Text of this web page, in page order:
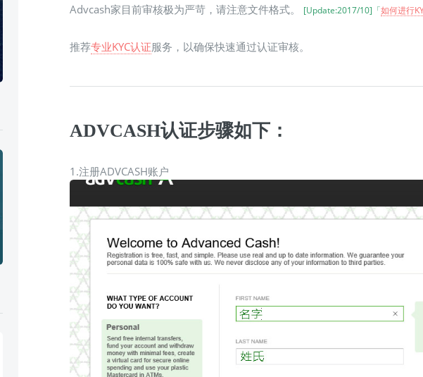
Advcash家目前审核极为严苛，请注意文件格式。 [Update:2017/10]「如何进行
推荐专业KYC认证服务，以确保快速通过认证审核。
ADVCASH认证步骤如下：
1.注册ADVCASH账户